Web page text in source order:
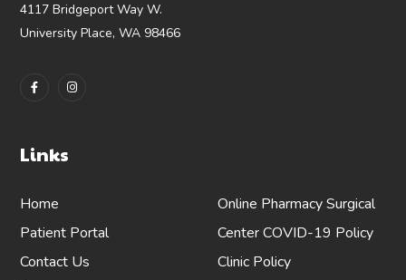
4117 Bridgeport Way W.
University Place, WA 98466
Links
Home
Patient Portal
Contact Us
Online PharmacySurgical
CenterCOVID-19 Policy
Clinic Policy